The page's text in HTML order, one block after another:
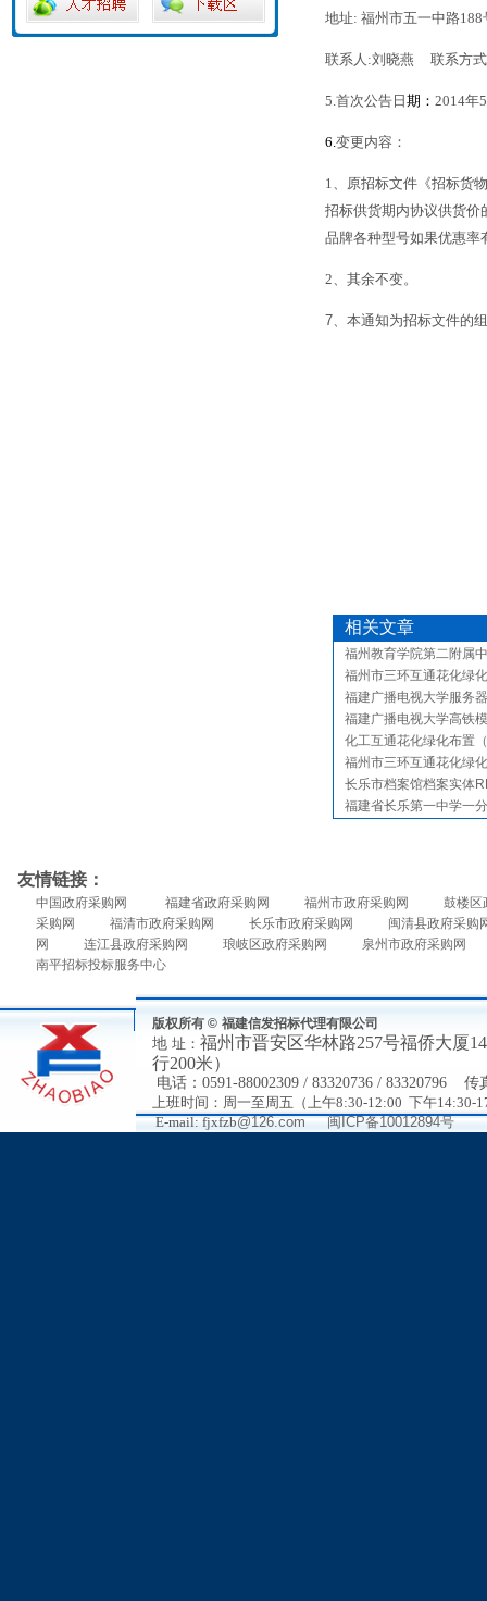
地址: 福州市五一中路188
联系人 :刘晓燕 联系方
5.首次公告日 期： 2014年5
6.变更内容：
1、原招标文件《招标货
招标供货期内协议供货价
品牌各种型号如果优惠率
2、其余不变。
7、本通知为招标文件的
相关文章
福州教育学院第二附属
福州市三环互通花化绿
福建广播电视大学服务
福建广播电视大学高铁
化工互通花化绿化布置
福州市三环互通花化绿
长乐市档案馆档案实体
福建省长乐第一中学一
友情链接：
中国政府采购网 福建省政府采购网 福州市政府采购网
鼓楼区
采购网
福清市政府采购网 长乐市政府采购网
闽清县政府采购
网
连江县政府采购网 琅岐区政府采购网
泉州市政府采购网
南平招标投标服务中心
版权所有 © 福建信发招标代理有限公司
地 址： 福州市晋安区华林路257号福侨大厦
行200米）
电话： 0591-88002309 / 83320736 / 83320796 传
上班时间：周一至周五（上午8:30-12:00 下午14:30-
E-mail: fjxfzb@126.com 闽ICP备10012894号